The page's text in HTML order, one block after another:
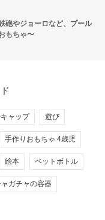
砲やジョーロなど、プール
もちゃ〜
ャップ 遊び
手作りおもちゃ 4歳児
絵本 ペットボトル
ャガチャの容器